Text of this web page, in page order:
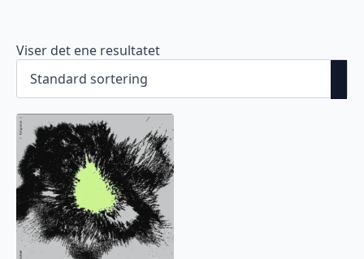
Viser det ene resultatet